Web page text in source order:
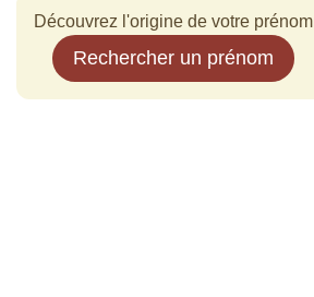
Découvrez l'origine de votre prénom
Rechercher un prénom